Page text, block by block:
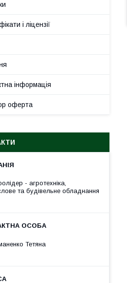
і ліцензії
інформація
оферта
- агротехніка,
та будівельне обладнання
Тетяна